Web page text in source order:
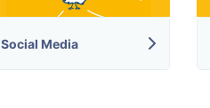
Social Media